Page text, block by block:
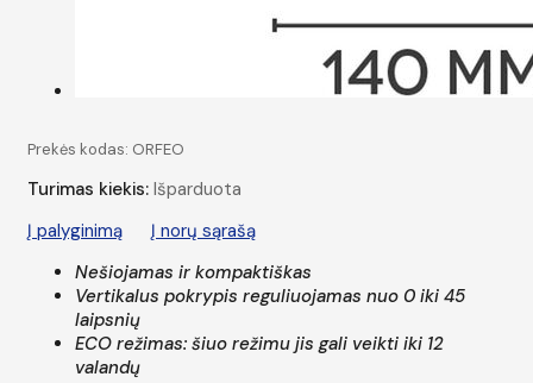
Prekės kodas: ORFEO
Turimas kiekis: Išparduota
Į palyginimą
Į norų sąrašą
Nešiojamas ir kompaktiškas
Vertikalus pokrypis reguliuojamas nuo 0 iki 45
laipsnių
ECO režimas: šiuo režimu jis gali veikti iki 12
valandų